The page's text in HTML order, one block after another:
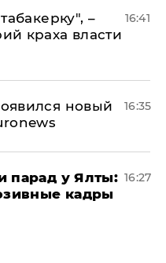
–
краха власти
16:41
новый
16:35
парад у Ялты:
кадры
16:27